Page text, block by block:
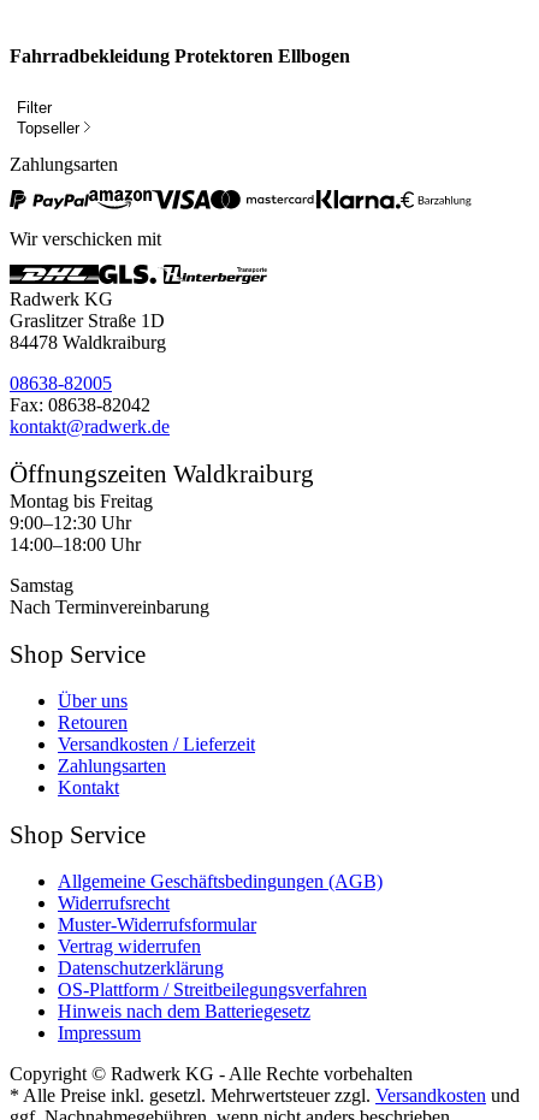
Fahrradbekleidung Protektoren Ellbogen
Filter
Topseller
Zahlungsarten
Wir verschicken mit
Radwerk KG
Graslitzer Straße 1D
84478 Waldkraiburg
08638-82005
Fax: 08638-82042
kontakt@radwerk.de
Öffnungszeiten Waldkraiburg
Montag bis Freitag
9:00–12:30 Uhr
14:00–18:00 Uhr
Samstag
Nach Terminvereinbarung
Shop Service
Über uns
Retouren
Versandkosten / Lieferzeit
Zahlungsarten
Kontakt
Shop Service
Allgemeine Geschäftsbedingungen (AGB)
Widerrufsrecht
Muster-Widerrufsformular
Vertrag widerrufen
Datenschutzerklärung
OS-Plattform / Streitbeilegungsverfahren
Hinweis nach dem Batteriegesetz
Impressum
Copyright © Radwerk KG - Alle Rechte vorbehalten
* Alle Preise inkl. gesetzl. Mehrwertsteuer zzgl. Versandkosten und